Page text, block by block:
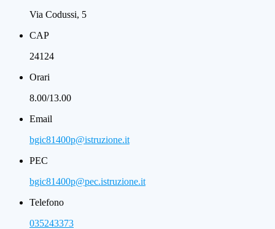
Via Codussi, 5
CAP
24124
Orari
8.00/13.00
Email
bgic81400p@istruzione.it
PEC
bgic81400p@pec.istruzione.it
Telefono
035243373